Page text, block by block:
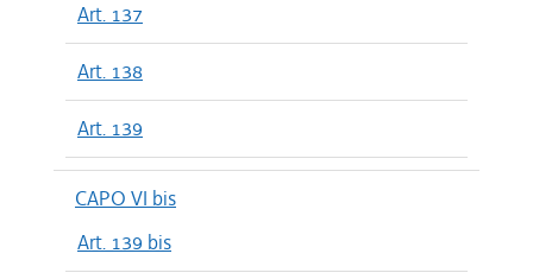
Art. 137
Art. 138
Art. 139
CAPO VI bis
Art. 139 bis